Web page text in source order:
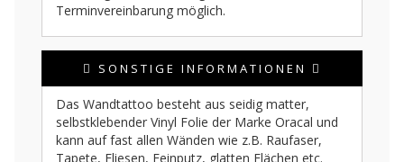
Terminvereinbarung möglich.
SONSTIGE INFORMATIONEN
Das Wandtattoo besteht aus seidig matter,
selbstklebender Vinyl Folie der Marke Oracal und
kann auf fast allen Wänden wie z.B. Raufaser,
Tapete, Fliesen, Feinputz, glatten Flächen etc.